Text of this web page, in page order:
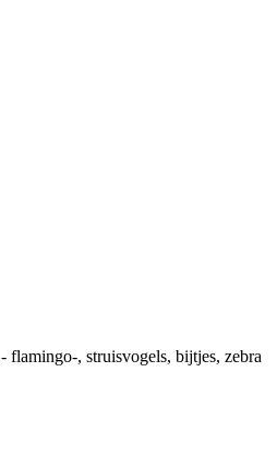
flamingo-, struisvogels, bijtjes, zebra